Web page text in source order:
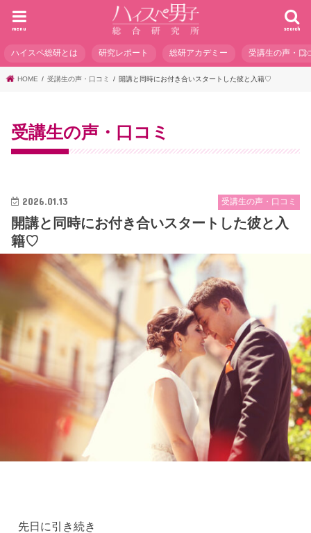
search
menu
ハイスペ総研とは 研究レポート 総研アカデミー 受講生の声・口
HOME 受講生の声・口コミ 開講と同時にお付き合いスタートした彼と入籍♡
受講生の声・口コミ
受講生の声・口コミ
2026.01.13
開講と同時にお付き合いスタートした彼と入
籍♡
先日に引き続き